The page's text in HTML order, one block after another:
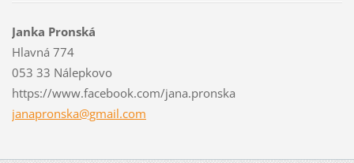
Janka Pronská
Hlavná 774
053 33 Nálepkovo
https://www.facebook.com/jana.pronska
janapronska@gmail.com